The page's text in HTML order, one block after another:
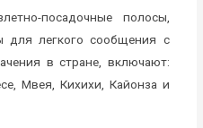
посадочные полосы,
для легкого сообщения с
в стране, включают:
Мвея, Кихихи, Кайонза и